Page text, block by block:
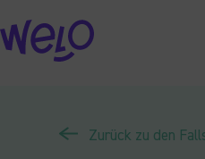
Skip
to
content
Zurück zu den